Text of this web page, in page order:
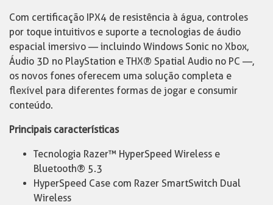
Com certificação IPX4 de resistência à água, controles
por toque intuitivos e suporte a tecnologias de áudio
espacial imersivo — incluindo Windows Sonic no Xbox,
Áudio 3D no PlayStation e THX® Spatial Audio no PC —,
os novos fones oferecem uma solução completa e
flexível para diferentes formas de jogar e consumir
conteúdo.
Principais características
Tecnologia Razer™ HyperSpeed Wireless e
Bluetooth® 5.3
HyperSpeed Case com Razer SmartSwitch Dual
Wireless